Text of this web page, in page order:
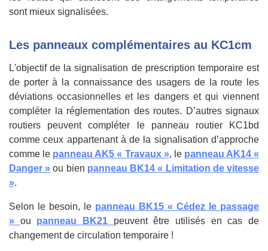
sont mieux signalisées.
Les panneaux complémentaires au KC1cm
L'objectif de la signalisation de prescription temporaire est
de porter à la connaissance des usagers de la route les
déviations occasionnelles et les dangers et qui viennent
compléter la réglementation des routes. D’autres signaux
routiers peuvent compléter le panneau routier KC1bd
comme ceux appartenant à de la signalisation d’approche
comme le panneau AK5 « Travaux », le panneau AK14 «
Danger » ou bien panneau BK14 « Limitation de vitesse
».
Selon le besoin, le panneau BK15 « Cédez le passage
» ou panneau BK21 peuvent être utilisés en cas de
changement de circulation temporaire !